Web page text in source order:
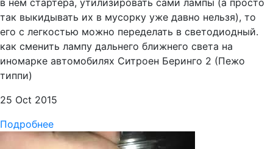
в нем стартера, утилизировать сами лампы (а просто
так выкидывать их в мусорку уже давно нельзя), то
его с легкостью можно переделать в светодиодный.
как сменить лампу дальнего ближнего света на
иномарке автомобилях Ситроен Беринго 2 (Пежо
типпи)
25 Oct 2015
Подробнее